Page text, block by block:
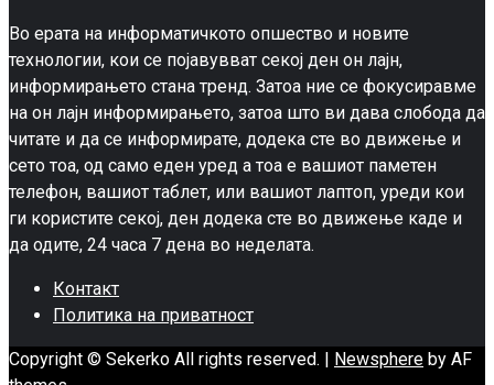
Во ерата на информатичкото опшество и новите
технологии, кои се појавувват секој ден он лајн,
информирањето стана тренд. Затоа ние се фокусиравме
на он лајн информирањето, затоа што ви дава слобода да
читате и да се информирате, додека сте во движење и
сето тоа, од само еден уред а тоа е вашиот паметен
телефон, вашиот таблет, или вашиот лаптоп, уреди кои
ги користите секој, ден додека сте во движење каде и
да одите, 24 часа 7 дена во неделата.
Контакт
Политика на приватност
Copyright © Sekerko All rights reserved. Newsphere by AF